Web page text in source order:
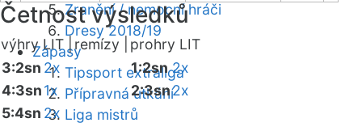
Zranění / nemocní hráči
Dresy 2018/19
Zápasy
Tipsport extraliga
Přípravná utkání
Liga mistrů
Četnost výsledků
výhry LIT | remízy |
prohry LIT
3:2sn 2x
4:3sn1x
5:4sn 2x
1:2sn 2x
2:3sn2x